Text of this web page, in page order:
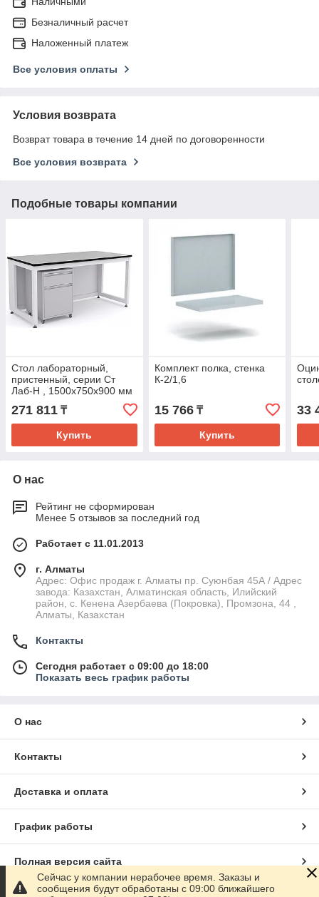
Безналичный расчет
Наложенный платеж
Все условия оплаты
Условия возврата
Возврат товара в течение 14 дней по договоренности
Все условия возврата
Подобные товары компании
Стол лабораторный,
пристенный, серии Ст
Лаб-Н , 1500х750х900 мм
(Столешница TRESPA 16
мм) с мобильной тумбой
271 811 ₸
Купить
Комплект полка, стенка
К-2/1,6
15 766₸
Купить
33
О нас
Рейтинг не сформирован
Менее 5 отзывов за последний год
Работает с 11.01.2013
г. Алматы
Адрес: Офис продаж г. Алматы пр. Суюнбая 45А / Адрес
завода: Казахстан, Алматинская область, Илийский
район, ​с. Кенена Азербаева (Покровка), Промзона, 44​ ,
Алматы, Казахстан
Контакты
Сегодня работает с 09:00 до 18:00
Показать весь график работы
О нас
Контакты
Доставка и оплата
График работы
Полная версия сайта
Сейчас у компании нерабочее время. Заказы и
сообщения будут обработаны с 09:00 ближайшего